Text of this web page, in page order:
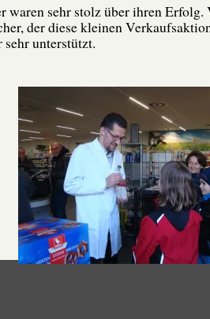
waren sehr stolz über ihren Erfolg.
der diese kleinen
sehr unterstützt.